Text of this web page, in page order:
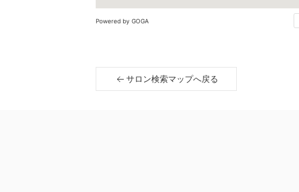
Powered by GOGA
サロン検索マップへ戻る